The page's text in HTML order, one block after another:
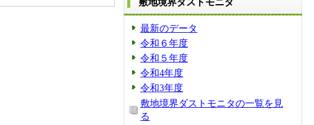
敷地境界ダストモニタ
最新のデータ
令和６年度
令和５年度
令和4年度
令和3年度
敷地境界ダストモニタの一覧を見
る